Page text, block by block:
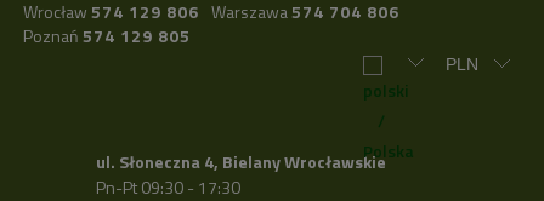
Wrocław 574 129 806 Warszawa574 704 806
Poznań 574 129 805
ul. Słoneczna 4, Bielany Wrocławskie
Pn-Pt 09:30 - 17:30